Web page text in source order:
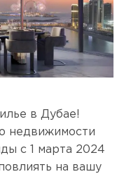
в Дубае!
недвижимости
с 1 марта 2024
на вашу